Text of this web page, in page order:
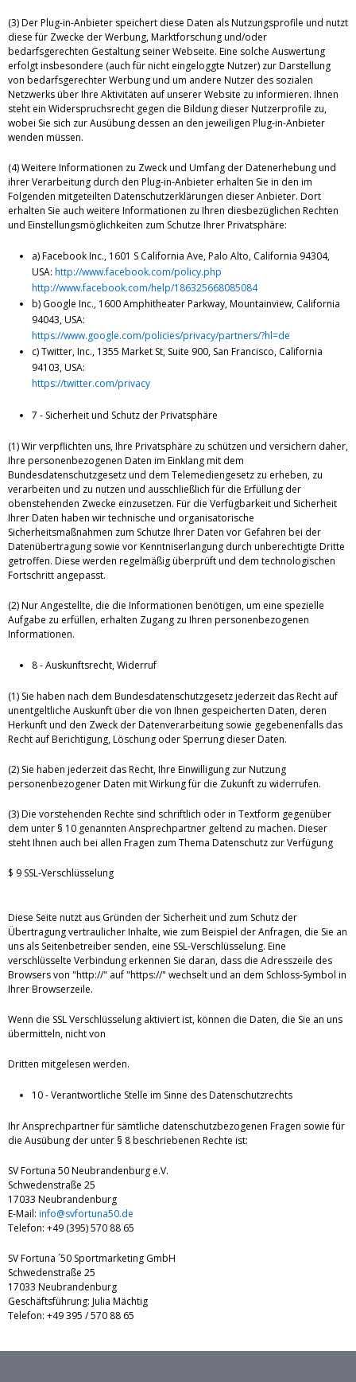
(3) Der Plug-in-Anbieter speichert diese Daten als Nutzungsprofile und nutzt
diese für Zwecke der Werbung, Marktforschung und/oder
bedarfsgerechten Gestaltung seiner Webseite. Eine solche Auswertung
erfolgt insbesondere (auch für nicht eingeloggte Nutzer) zur Darstellung
von bedarfsgerechter Werbung und um andere Nutzer des sozialen
Netzwerks über Ihre Aktivitäten auf unserer Website zu informieren. Ihnen
steht ein Widerspruchsrecht gegen die Bildung dieser Nutzerprofile zu,
wobei Sie sich zur Ausübung dessen an den jeweiligen Plug-in-Anbieter
wenden müssen.
(4) Weitere Informationen zu Zweck und Umfang der Datenerhebung und
ihrer Verarbeitung durch den Plug-in-Anbieter erhalten Sie in den im
Folgenden mitgeteilten Datenschutzerklärungen dieser Anbieter. Dort
erhalten Sie auch weitere Informationen zu Ihren diesbezüglichen Rechten
und Einstellungsmöglichkeiten zum Schutze Ihrer Privatsphäre:
a) Facebook Inc., 1601 S California Ave, Palo Alto, California 94304,
USA: http://www.facebook.com/policy.php
http://www.facebook.com/help/186325668085084
b) Google Inc., 1600 Amphitheater Parkway, Mountainview, California
94043, USA:
https://www.google.com/policies/privacy/partners/?hl=de
c) Twitter, Inc., 1355 Market St, Suite 900, San Francisco, California
94103, USA:
https://twitter.com/privacy
7 - Sicherheit und Schutz der Privatsphäre
(1) Wir verpflichten uns, Ihre Privatsphäre zu schützen und versichern daher,
Ihre personenbezogenen Daten im Einklang mit dem
Bundesdatenschutzgesetz und dem Telemediengesetz zu erheben, zu
verarbeiten und zu nutzen und ausschließlich für die Erfüllung der
obenstehenden Zwecke einzusetzen. Für die Verfügbarkeit und Sicherheit
Ihrer Daten haben wir technische und organisatorische
Sicherheitsmaßnahmen zum Schutze Ihrer Daten vor Gefahren bei der
Datenübertragung sowie vor Kenntniserlangung durch unberechtigte Dritte
getroffen. Diese werden regelmäßig überprüft und dem technologischen
Fortschritt angepasst.
(2) Nur Angestellte, die die Informationen benötigen, um eine spezielle
Aufgabe zu erfüllen, erhalten Zugang zu Ihren personenbezogenen
Informationen.
8 - Auskunftsrecht, Widerruf
(1) Sie haben nach dem Bundesdatenschutzgesetz jederzeit das Recht auf
unentgeltliche Auskunft über die von Ihnen gespeicherten Daten, deren
Herkunft und den Zweck der Datenverarbeitung sowie gegebenenfalls das
Recht auf Berichtigung, Löschung oder Sperrung dieser Daten.
(2) Sie haben jederzeit das Recht, Ihre Einwilligung zur Nutzung
personenbezogener Daten mit Wirkung für die Zukunft zu widerrufen.
(3) Die vorstehenden Rechte sind schriftlich oder in Textform gegenüber
dem unter § 10 genannten Ansprechpartner geltend zu machen. Dieser
steht Ihnen auch bei allen Fragen zum Thema Datenschutz zur Verfügung
$ 9 SSL-Verschlüsselung
Diese Seite nutzt aus Gründen der Sicherheit und zum Schutz der
Übertragung vertraulicher Inhalte, wie zum Beispiel der Anfragen, die Sie an
uns als Seitenbetreiber senden, eine SSL-Verschlüsselung. Eine
verschlüsselte Verbindung erkennen Sie daran, dass die Adresszeile des
Browsers von "http://" auf "https://" wechselt und an dem Schloss-Symbol in
Ihrer Browserzeile.
Wenn die SSL Verschlüsselung aktiviert ist, können die Daten, die Sie an uns
übermitteln, nicht von
Dritten mitgelesen werden.
10 - Verantwortliche Stelle im Sinne des Datenschutzrechts
Ihr Ansprechpartner für sämtliche datenschutzbezogenen Fragen sowie für
die Ausübung der unter § 8 beschriebenen Rechte ist:
SV Fortuna 50 Neubrandenburg e.V.
Schwedenstraße 25
17033 Neubrandenburg
E-Mail: info@svfortuna50.de
Telefon: +49 (395) 570 88 65
SV Fortuna ´50 Sportmarketing GmbH
Schwedenstraße 25
17033 Neubrandenburg
Geschäftsführung: Julia Mächtig
Telefon: +49 395 / 570 88 65